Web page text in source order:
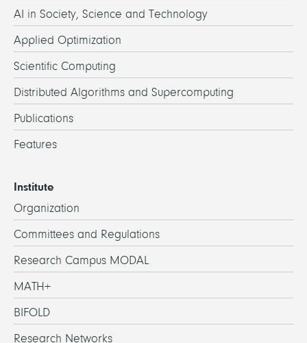
AI in Society, Science and Technology
Applied Optimization
Scientific Computing
Distributed Algorithms and Supercomputing
Publications
Features
Institute
Organization
Committees and Regulations
Research Campus MODAL
MATH+
BIFOLD
Research Networks